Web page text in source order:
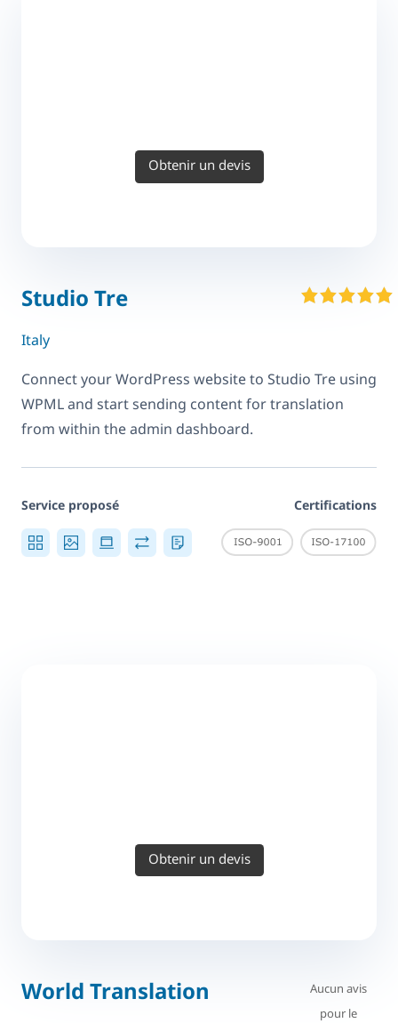
Obtenir un devis
Studio Tre
Italy
Connect your WordPress website to Studio Tre using
WPML and start sending content for translation
from within the admin dashboard.
Service proposé Certifications
Obtenir un devis
World Translation
Aucun avis
pour le